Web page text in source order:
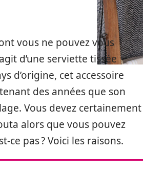
vous ne pouvez vous
d’une serviette tissée
d’origine, cet accessoire
des années que son
Vous devez certainement
alors que vous pouvez
ce pas ? Voici les raisons.